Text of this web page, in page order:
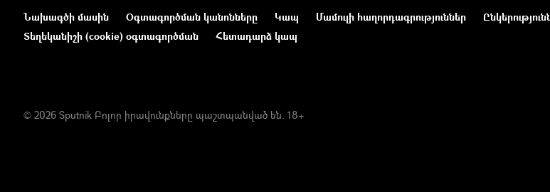
Նախագծի մասին Օգտագործման կանոնները Կապ Մամուլի հաղորդագրություններ
Տեղեկանիշի (cookie) օգտագործման
Հետադարձ կապ
© 2026 Sputnik Բոլոր իրավունքները պաշտպանված են. 18+